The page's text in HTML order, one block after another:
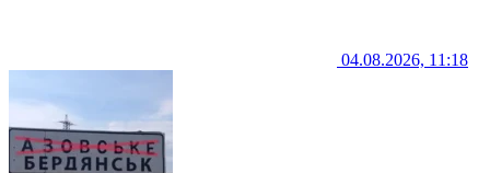
04.08.2026, 11:18